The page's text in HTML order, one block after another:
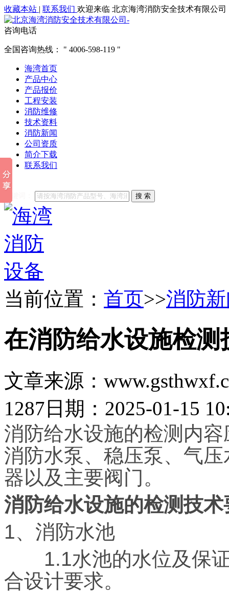
收藏本站 | 联系我们 欢迎来临 北京海湾消防安全技术有限公司
咨询电话
全国咨询热线： 4006-598-119
海湾首页
产品中心
产品报价
工程安装
消防维修
技术资料
消防新闻
公司资质
简介下载
联系我们
他们都在搜索:
搜 索
当前位置： 首页>>消防
在消防给水设施检
文章来源：
1287 日期：2025-01-15
消防给水设施的检测内
消防水泵、稳压泵、气
器以及主要阀门。
消防给水设施的检测技术
1、消防水池
1.1水池的水位及保证
合设计要求。